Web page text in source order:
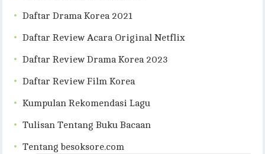
Daftar Drama Korea 2021
Daftar Review Acara Original Netflix
Daftar Review Drama Korea 2023
Daftar Review Film Korea
Kumpulan Rekomendasi Lagu
Tulisan Tentang Buku Bacaan
Tentang besoksore.com